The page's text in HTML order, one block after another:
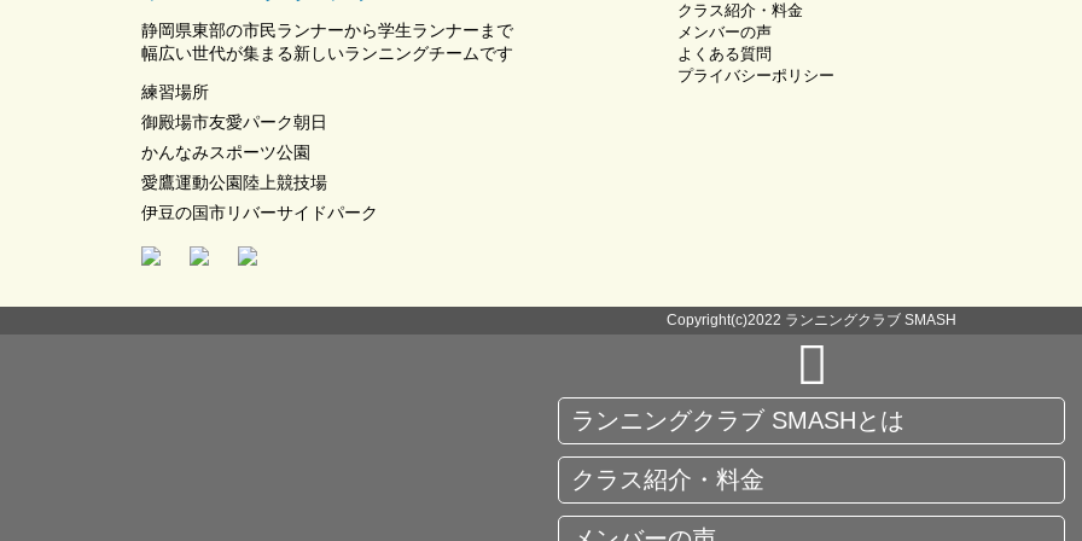
静岡県東部の市民ランナーから学生ランナーまで
幅広い世代が集まる新しいランニングチームです
練習場所
御殿場市友愛パーク朝日
かんなみスポーツ公園
愛鷹運動公園陸上競技場
伊豆の国市リバーサイドパーク
クラス紹介・料金
メンバーの声
よくある質問
プライバシーポリシー
Copyright(c)2022 ランニングクラブ SMASH
ランニングクラブ SMASHとは
クラス紹介・料金